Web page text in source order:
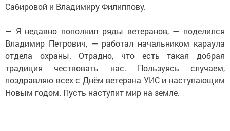
Сабировой и Владимиру Филиппову.
— Я недавно пополнил ряды ветеранов, — поделился
Владимир Петрович, — работал начальником караула
отдела охраны. Отрадно, что есть такая добрая
традиция чествовать нас. Пользуясь случаем,
поздравляю всех с Днём ветерана УИС и наступающим
Новым годом. Пусть наступит мир на земле.